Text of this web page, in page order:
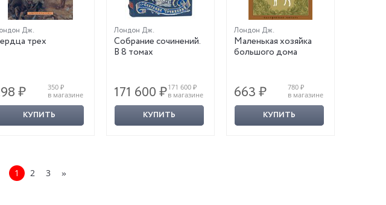
Дж.
трех
₽
350 ₽
в магазине
КУПИТЬ
Лондон Дж.
Собрание сочинений.
В 8 томах
171 600 ₽171 600 ₽
в магазине
КУПИТЬ
Лондон Дж.
Маленькая хозяйка
большого дома
663 ₽
780 ₽
в магазине
КУПИТЬ
1 2 3 »